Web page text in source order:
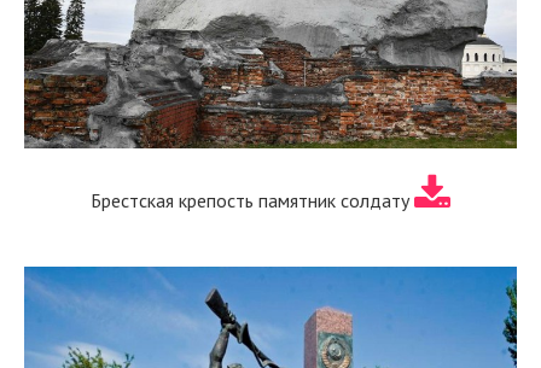
Брестская крепость памятник солдату